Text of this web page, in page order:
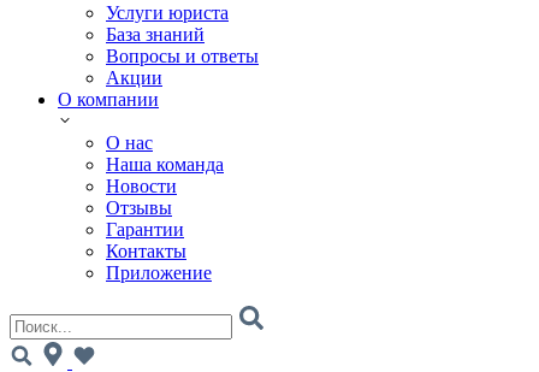
Услуги юриста
База знаний
Вопросы и ответы
Акции
О компании
О нас
Наша команда
Новости
Отзывы
Гарантии
Контакты
Приложение